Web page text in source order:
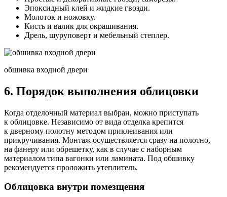
Эпоксидный клей и жидкие гвозди.
Молоток и ножовку.
Кисть и валик для окрашивания.
Дрель, шуруповерт и мебельный степлер.
обшивка входной двери
6. Порядок выполнения облицовки
Когда отделочный материал выбран, можно приступать
к облицовке. Независимо от вида отделка крепится
к дверному полотну методом приклеивания или
прикручивания. Монтаж осуществляется сразу на полотно,
на фанеру или обрешетку, как в случае с наборным
материалом типа вагонки или ламината. Под обшивку
рекомендуется проложить утеплитель.
Облицовка внутри помезщения